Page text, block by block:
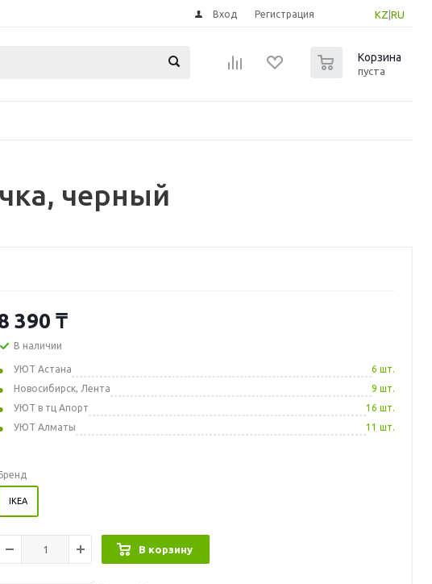
KZ RU
Вход Регистрация
Корзина
пуста
черный
390 ₸
В наличии
УЮТ Астана
6 шт.
Новосибирск, Лента
9 шт.
УЮТ в тц Апорт
16 шт.
УЮТ Алматы
11 шт.
IKEA
В корзину